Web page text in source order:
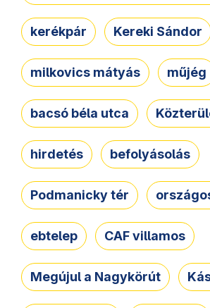
kerékpár Kereki Sándor
milkovics mátyás műjég
bacsó béla utca
hirdetés befolyásolás
Podmanicky tér
ebtelep CAF villamos
Megújul a Nagykörút